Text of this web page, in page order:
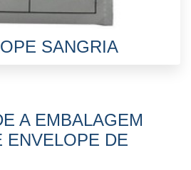
SANGRIA
A EMBALAGEM
ENVELOPE DE